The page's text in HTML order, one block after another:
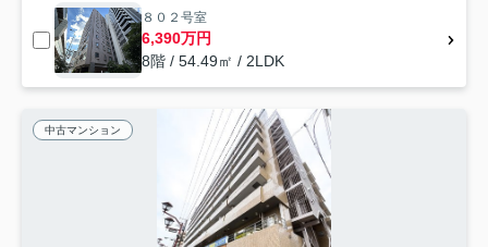
８０２号室
6,390万円
8階 / 54.49㎡ / 2LDK
中古マンション